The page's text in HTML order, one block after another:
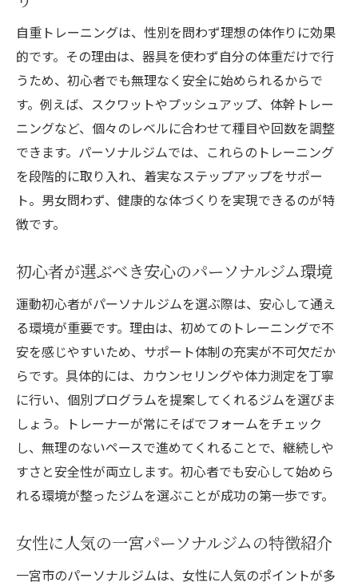
自重トレーニングは、性別を問わず理想の体作りに効果
的です。その理由は、器具を使わず自分の体重だけで行
うため、初心者でも無理なく安全に始められるからで
す。例えば、スクワットやプッシュアップ、体幹トレー
ニングなど、個々のレベルに合わせて種目や回数を調整
できます。パーソナルジムでは、これらのトレーニング
を段階的に取り入れ、着実なステップアップをサポー
ト。男女問わず、健康的な体づくりを実現できるのが特
徴です。
初心者が選ぶべき安心のパーソナルジム環境
運動初心者がパーソナルジムを選ぶ際は、安心して通え
る環境が重要です。理由は、初めてのトレーニングで不
安を感じやすいため、サポート体制の充実が不可欠だか
らです。具体的には、カウンセリングや体力測定を丁寧
に行い、個別プログラムを提案してくれるジムを選びま
しょう。トレーナーが常にそばでフォームをチェック
し、無理のないペースで進めてくれることで、継続しや
すさと安全性が両立します。初心者でも安心して始めら
れる環境が整ったジムを選ぶことが成功の第一歩です。
女性に人気の一宮パーソナルジムの特徴紹介
一宮市のパーソナルジムは、女性に人気のポイントが多